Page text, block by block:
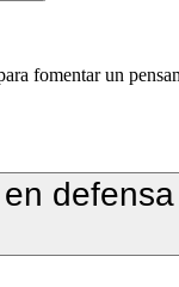
fomentar un